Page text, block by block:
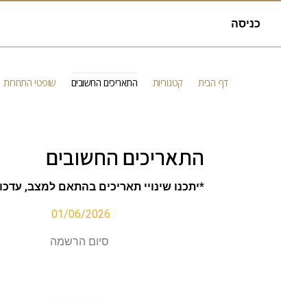
כניסה
דף הבית קטגוריות התאריכים החשובים שופטי התחרות
התאריכים החשובים
*יתכנו שינויי תאריכים בהתאם למצב,
01/06/2026
סיום הרשמה